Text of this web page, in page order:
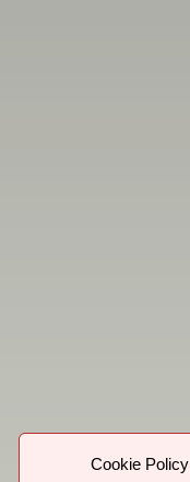
Cookie Policy